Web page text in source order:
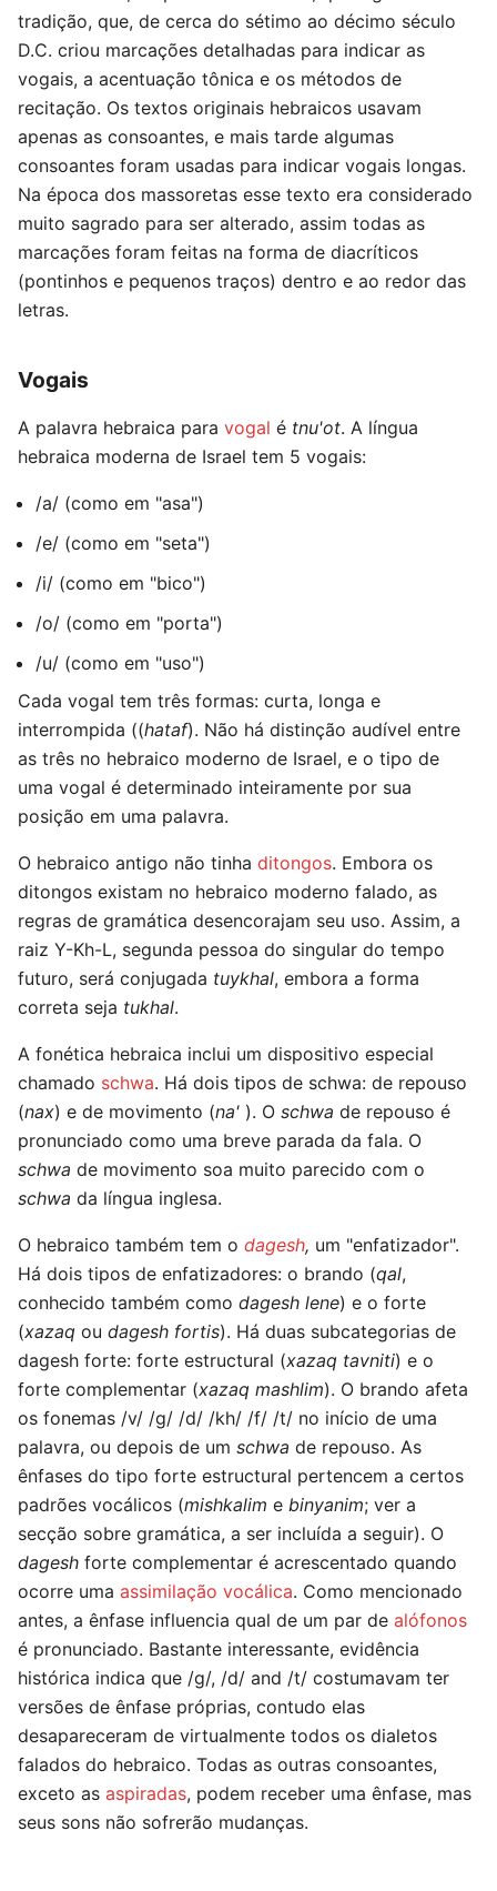
tradição, que, de cerca do sétimo ao décimo século
D.C. criou marcações detalhadas para indicar as
vogais, a acentuação tônica e os métodos de
recitação. Os textos originais hebraicos usavam
apenas as consoantes, e mais tarde algumas
consoantes foram usadas para indicar vogais longas.
Na época dos massoretas esse texto era considerado
muito sagrado para ser alterado, assim todas as
marcações foram feitas na forma de diacríticos
(pontinhos e pequenos traços) dentro e ao redor das
letras.
Vogais
A palavra hebraica para vogal é tnu'ot. A língua
hebraica moderna de Israel tem 5 vogais:
/a/ (como em "asa")
/e/ (como em "seta")
/i/ (como em "bico")
/o/ (como em "porta")
/u/ (como em "uso")
Cada vogal tem três formas: curta, longa e
interrompida ((hataf). Não há distinção audível entre
as três no hebraico moderno de Israel, e o tipo de
uma vogal é determinado inteiramente por sua
posição em uma palavra.
O hebraico antigo não tinha ditongos. Embora os
ditongos existam no hebraico moderno falado, as
regras de gramática desencorajam seu uso. Assim, a
raiz Y-Kh-L, segunda pessoa do singular do tempo
futuro, será conjugada tuykhal, embora a forma
correta seja tukhal.
A fonética hebraica inclui um dispositivo especial
chamado schwa. Há dois tipos de schwa: de repouso
(nax) e de movimento (na' ). O schwa de repouso é
pronunciado como uma breve parada da fala. O
schwa de movimento soa muito parecido com o
schwa da língua inglesa.
O hebraico também tem o dagesh, um "enfatizador".
Há dois tipos de enfatizadores: o brando (qal,
conhecido também como dagesh lene) e o forte
(xazaq ou dagesh fortis). Há duas subcategorias de
dagesh forte: forte estructural (xazaq tavniti) e o
forte complementar (xazaq mashlim). O brando afeta
os fonemas /v/ /g/ /d/ /kh/ /f/ /t/ no início de uma
palavra, ou depois de um schwa de repouso. As
ênfases do tipo forte estructural pertencem a certos
padrões vocálicos (mishkalim e binyanim; ver a
secção sobre gramática, a ser incluída a seguir). O
dagesh forte complementar é acrescentado quando
ocorre uma assimilação vocálica. Como mencionado
antes, a ênfase influencia qual de um par de alófonos
é pronunciado. Bastante interessante, evidência
histórica indica que /g/, /d/ and /t/ costumavam ter
versões de ênfase próprias, contudo elas
desapareceram de virtualmente todos os dialetos
falados do hebraico. Todas as outras consoantes,
exceto as aspiradas, podem receber uma ênfase, mas
seus sons não sofrerão mudanças.